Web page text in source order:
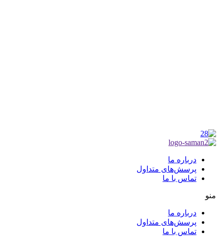
درباره ما
پرسش‌های متداول
تماس با ما
منو
درباره ما
پرسش‌های متداول
تماس با ما